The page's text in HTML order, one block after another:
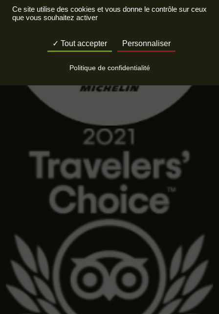
Ce site utilise des cookies et vous donne le contrôle sur ceux
que vous souhaitez activer
Tout accepter Personnaliser
Politique de confidentialité